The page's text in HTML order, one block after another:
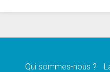
l'espérance»
Qui sommes-nous ?